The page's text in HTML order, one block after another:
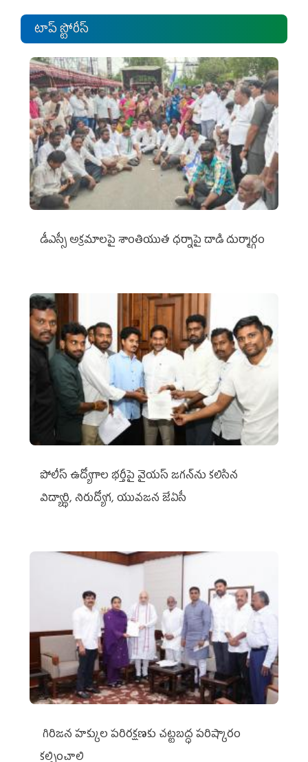
టాప్ స్టోరీస్
డీఎస్సీ అక్రమాలపై శాంతియుత ధర్నాపై దాడి దుర్మార్గం
పోలీస్ ఉద్యోగాల భర్తీపై వైయస్ జగన్‌ను కలిసిన
విద్యార్థి, నిరుద్యోగ, యువజన జేఏసీ
గిరిజన హక్కుల పరిరక్షణకు చట్టబద్ధ పరిష్కారం
కల్పించాలి